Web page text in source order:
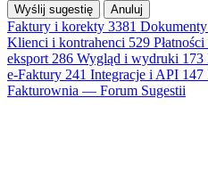
Anuluj
Faktury i korekty 3381 Dokumenty
Klienci i kontrahenci 529
eksport 286 Wygląd i wydruki 173
e-Faktury 241 Integracje i API 147
Fakturownia — Forum Sugestii